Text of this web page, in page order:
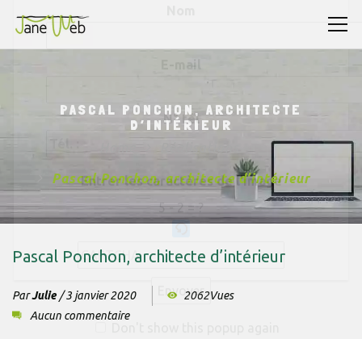
plan d’action
ou un audit référencement.
(déduit si tu poursuis avec Jane Web).
N° tél
Entrer les caractères de l'image
×
PASCAL PONCHON, ARCHITECTE
D’INTÉRIEUR
Réalisations
Pascal Ponchon, architecte d’intérieur
Pascal Ponchon, architecte d’intérieur
ParJulie /3 janvier 2020
2062Vues
Aucun commentaire